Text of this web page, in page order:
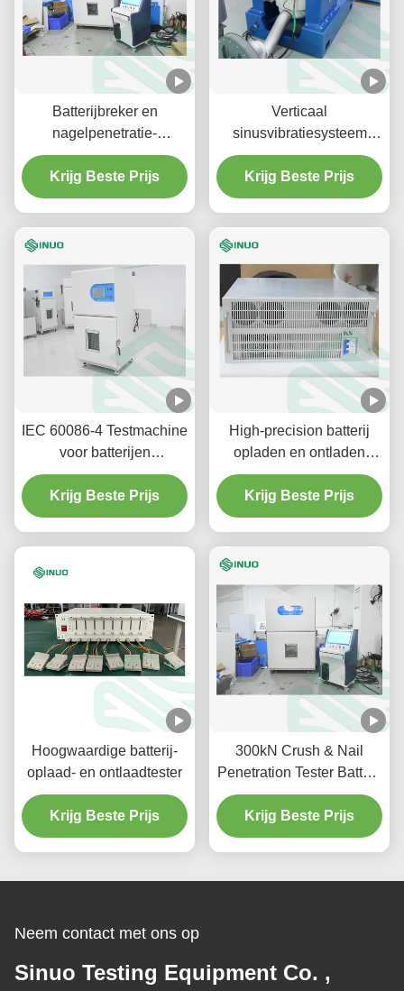
Batterijbreker en
nagelpenetratie-
testkamer
Batterijveiligheidstoetsapparatuur
300kN
Krijg Beste Prijs
Verticaal
sinusvibratiesysteem
Testapparatuur voor EV-
batterijen
Krijg Beste Prijs
IEC 60086-4 Testmachine
voor batterijen
Lithiumbatterijen
Krijg Beste Prijs
High-precision batterij
opladen en ontladen
tester 60V 120A met
volledig onafhankelijke
kanalen voor
Krijg Beste Prijs
Hoogwaardige batterij-
oplaad- en ontlaadtester
Krijg Beste Prijs
300kN Crush & Nail
Penetration Tester Batterij
Veiligheid Testkamer
Krijg Beste Prijs
Neem contact met ons op
Sinuo Testing Equipment Co. ,